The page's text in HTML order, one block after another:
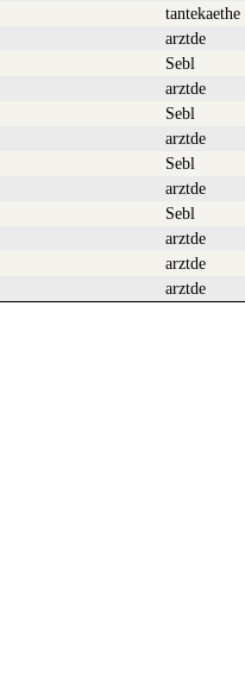
tantekaethe
arztde
Sebl
arztde
Sebl
arztde
Sebl
arztde
Sebl
arztde
arztde
arztde